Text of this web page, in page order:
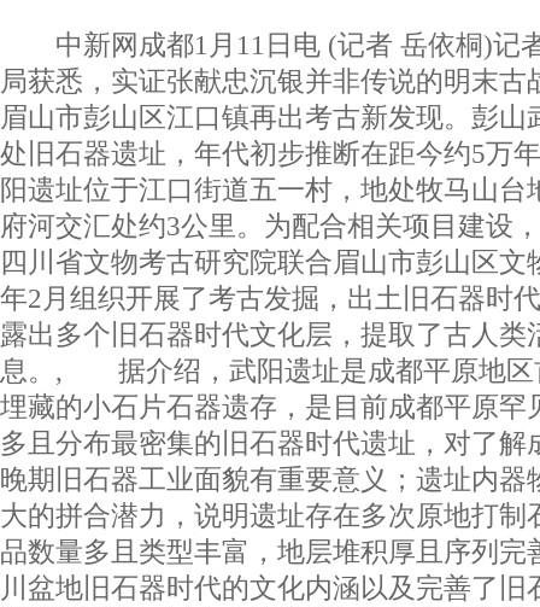
中新网成都1月11日电 (记者 岳依桐)记
局获悉，实证张献忠沉银并非传说的明末
眉山市彭山区江口镇再出考古新发现。彭山
处旧石器遗址，年代初步推断在距今约5
阳遗址位于江口街道五一村，地处牧马山台
府河交汇处约3公里。为配合相关项目建设
四川省文物考古研究院联合眉山市彭山区文
年2月组织开展了考古发掘，出土旧石器时
露出多个旧石器时代文化层，提取了古人类
息。, 据介绍，武阳遗址是成都平原地区
埋藏的小石片石器遗存，是目前成都平原罕
多且分布最密集的旧石器时代遗址，对了解
晚期旧石器工业面貌有重要意义；遗址内器
大的拼合潜力，说明遗址存在多次原地打制
品数量多且类型丰富，地层堆积厚且序列完
川盆地旧石器时代的文化内涵以及完善了旧